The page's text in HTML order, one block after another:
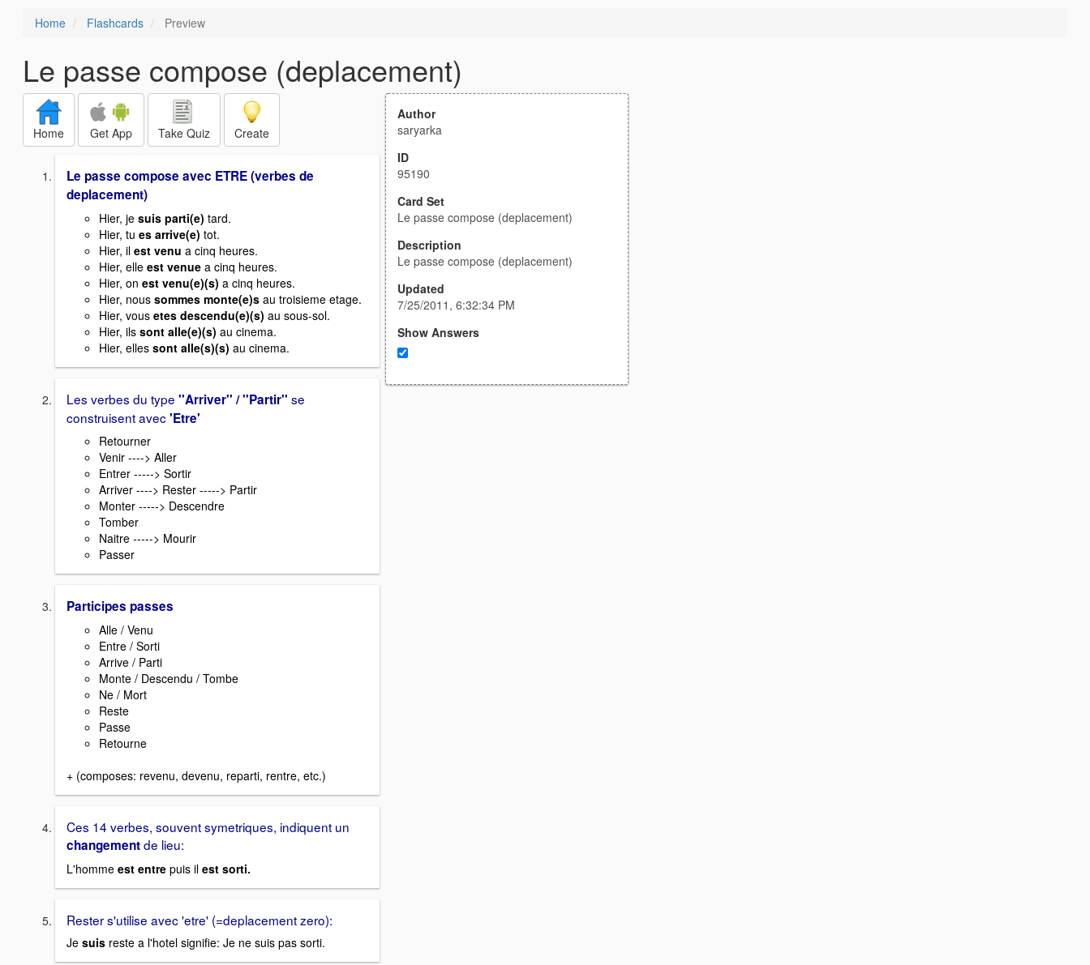
Home Flashcards Preview
Le passe compose (deplacement)
Home Get App Take Quiz Create
Le passe compose avec ETRE (verbes de
deplacement)
Hier, je suis parti(e) tard.
Hier, tu es arrive(e) tot.
Hier, il est venu a cinq heures.
Hier, elle est venue a cinq heures.
Hier, on est venu(e)(s) a cinq heures.
Hier, nous sommes monte(e)s au troisieme etage.
Hier, vous etes descendu(e)(s) au sous-sol.
Hier, ils sont alle(e)(s) au cinema.
Hier, elles sont alle(s)(s) au cinema.
Les verbes du type ''Arriver'' / ''Partir'' se
construisent avec'Etre'
Retourner
Venir ----> Aller
Entrer -----> Sortir
Arriver ----> Rester -----> Partir
Monter -----> Descendre
Tomber
Naitre -----> Mourir
Passer
Participes passes
Alle / Venu
Entre / Sorti
Arrive / Parti
Monte / Descendu / Tombe
Ne / Mort
Reste
Passe
Retourne
+ (composes: revenu, devenu, reparti, rentre, etc.)
Ces 14 verbes, souvent symetriques, indiquent un
changementde lieu:
L'homme est entre puis il est sorti.
Rester s'utilise avec 'etre' (=deplacement zero):
Je suis reste a l'hotel signifie: Je ne suis pas sorti.
Author
saryarka
ID
95190
Card Set
Le passe compose (deplacement)
Description
Le passe compose (deplacement)
Updated
7/25/2011, 6:32:34 PM
Show Answers